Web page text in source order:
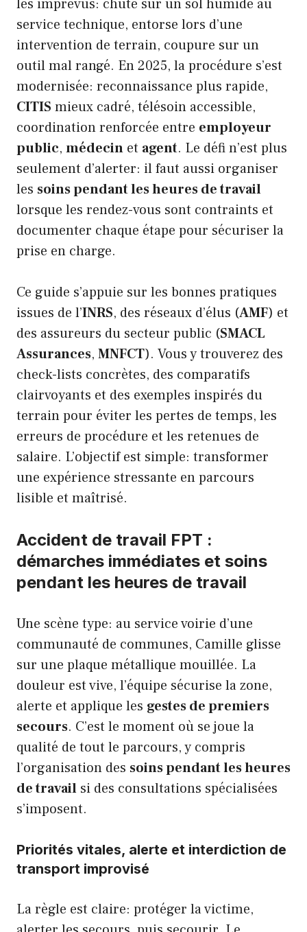
les imprévus: chute sur un sol humide au
service technique, entorse lors d’une
intervention de terrain, coupure sur un
outil mal rangé. En 2025, la procédure s’est
modernisée: reconnaissance plus rapide,
CITIS mieux cadré, télésoin accessible,
coordination renforcée entre employeur
public, médecin et agent. Le défi n’est plus
seulement d’alerter: il faut aussi organiser
les soins pendant les heures de travail
lorsque les rendez-vous sont contraints et
documenter chaque étape pour sécuriser la
prise en charge.
Ce guide s’appuie sur les bonnes pratiques
issues de l’INRS, des réseaux d’élus (AMF) et
des assureurs du secteur public (SMACL
Assurances, MNFCT). Vous y trouverez des
check-lists concrètes, des comparatifs
clairvoyants et des exemples inspirés du
terrain pour éviter les pertes de temps, les
erreurs de procédure et les retenues de
salaire. L’objectif est simple: transformer
une expérience stressante en parcours
lisible et maîtrisé.
Accident de travail FPT :
démarches immédiates et soins
pendant les heures de travail
Une scène type: au service voirie d’une
communauté de communes, Camille glisse
sur une plaque métallique mouillée. La
douleur est vive, l’équipe sécurise la zone,
alerte et applique les gestes de premiers
secours. C’est le moment où se joue la
qualité de tout le parcours, y compris
l’organisation des soins pendant les heures
de travail si des consultations spécialisées
s’imposent.
Priorités vitales, alerte et interdiction de
transport improvisé
La règle est claire: protéger la victime,